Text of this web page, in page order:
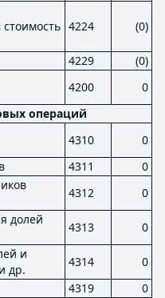
4224 (0)
4229
(0)
4200
0
операций
4310
0
4311
0
4312
0
долей
4313
0
и
др.
4314
0
4319
0